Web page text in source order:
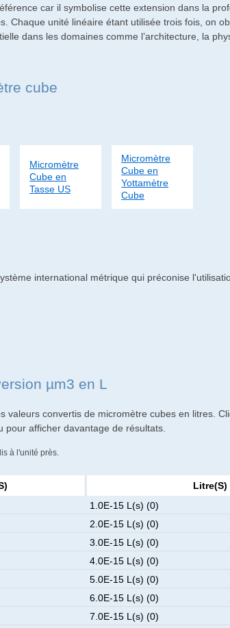
car il symbolise cette extension dans la
Chaque unité linéaire étant utilisée trois fois, on
dans les domaines comme l’architecture, la
cube
Micromètre
Cube en
Tasse US
Micromètre
Cube en
Yottamètre
Cube
international métrique qui préconise
µm3 en L
valeurs convertis de micromètre cubes en litres.
pour afficher davantage de résultats.
à l'unité près.
Litre(s)
1.0E-15 L(s) (0)
2.0E-15 L(s) (0)
3.0E-15 L(s) (0)
4.0E-15 L(s) (0)
5.0E-15 L(s) (0)
6.0E-15 L(s) (0)
7.0E-15 L(s) (0)